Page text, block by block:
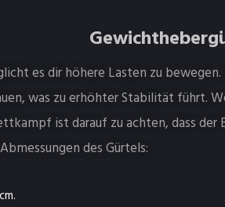
es dir höhere Lasten zu
was zu erhöhter Stabilität führt.
ist darauf zu achten, dass
des Gürtels: